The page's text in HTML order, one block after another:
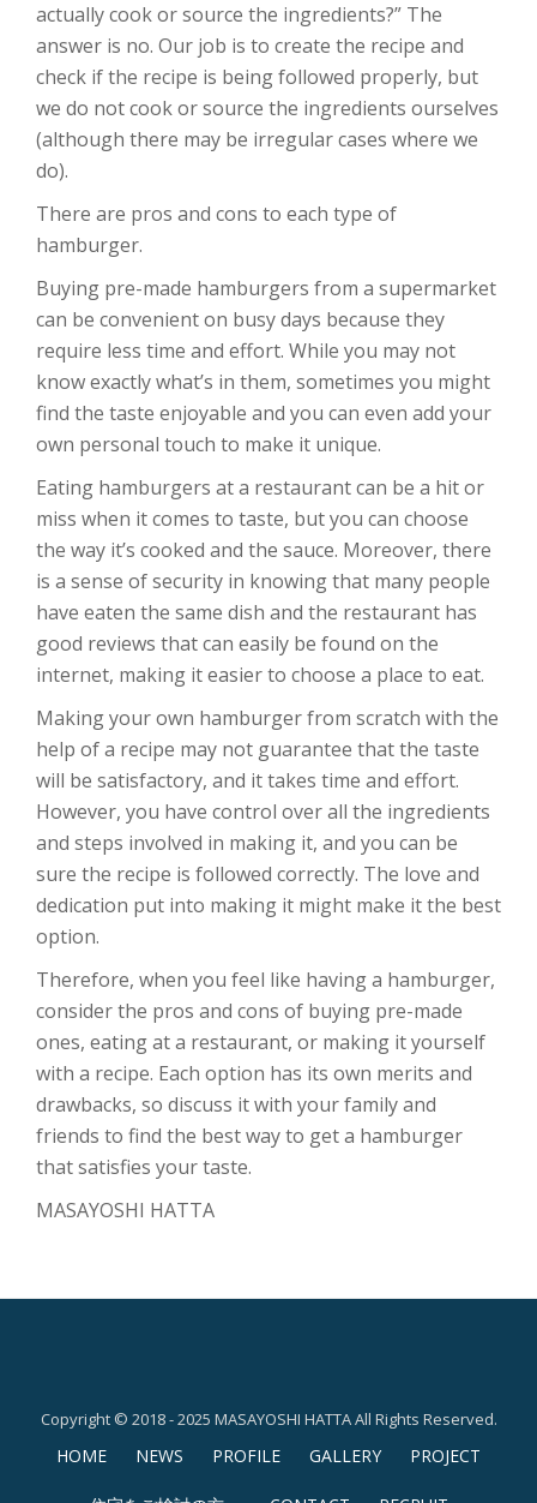
actually cook or source the ingredients?” The
answer is no. Our job is to create the recipe and
check if the recipe is being followed properly, but
we do not cook or source the ingredients ourselves
(although there may be irregular cases where we
do).
There are pros and cons to each type of
hamburger.
Buying pre-made hamburgers from a supermarket
can be convenient on busy days because they
require less time and effort. While you may not
know exactly what’s in them, sometimes you might
find the taste enjoyable and you can even add your
own personal touch to make it unique.
Eating hamburgers at a restaurant can be a hit or
miss when it comes to taste, but you can choose
the way it’s cooked and the sauce. Moreover, there
is a sense of security in knowing that many people
have eaten the same dish and the restaurant has
good reviews that can easily be found on the
internet, making it easier to choose a place to eat.
Making your own hamburger from scratch with the
help of a recipe may not guarantee that the taste
will be satisfactory, and it takes time and effort.
However, you have control over all the ingredients
and steps involved in making it, and you can be
sure the recipe is followed correctly. The love and
dedication put into making it might make it the best
option.
Therefore, when you feel like having a hamburger,
consider the pros and cons of buying pre-made
ones, eating at a restaurant, or making it yourself
with a recipe. Each option has its own merits and
drawbacks, so discuss it with your family and
friends to find the best way to get a hamburger
that satisfies your taste.
MASAYOSHI HATTA
Copyright © 2018 - 2025 MASAYOSHI HATTA All Rights Reserved.
第HOME NEWS PROFILE GALLERY PROJECT